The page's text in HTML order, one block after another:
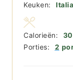
Keuken:
Porties: 2
Calorieën: